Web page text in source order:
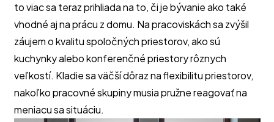
to viac sa teraz prihliada na to, či je bývanie ako také
vhodné aj na prácu z domu. Na pracoviskách sa zvýšil
záujem o kvalitu spoločných priestorov, ako sú
kuchynky alebo konferenčné priestory rôznych
veľkostí. Kladie sa väčší dôraz na flexibilitu priestorov,
nakoľko pracovné skupiny musia pružne reagovať na
meniacu sa situáciu.